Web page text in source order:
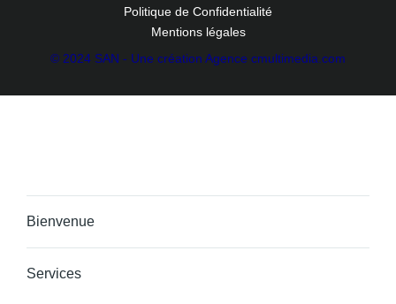
Politique de Confidentialité
Mentions légales
© 2024 SAN - Une création Agence cmultimedia.com
Bienvenue
Services